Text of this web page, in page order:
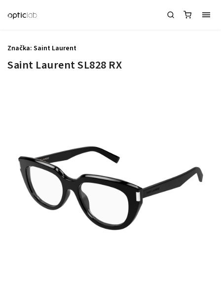
Saint Laurent SL828 RX
Značka: Saint Laurent